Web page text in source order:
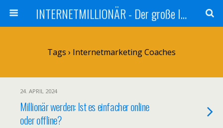
INTERNETMILLIONÄR - Der große Internetmarketer Vergleich
Tags › Internetmarketing Coaches
24. APRIL 2024
Millionär werden: Ist es einfacher online
oder offline?